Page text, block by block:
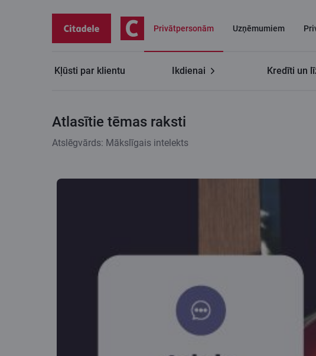
Privātpersonām Uzņēmumiem
Kļūsti par klientu Ikdienai Kredīti un
Atlasītie tēmas raksti
Atslēgvārds: Mākslīgais intelekts